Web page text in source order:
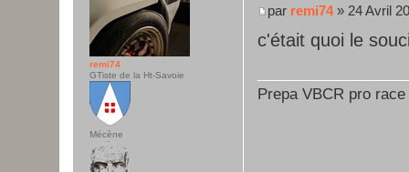
par remi74» 24 Avril
c'était quoi le
Prepa VBCR pro race
remi74
GTiste de la Ht-Savoie
Mécène